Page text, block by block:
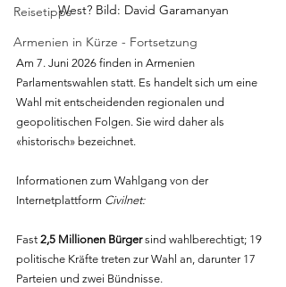
Reisetipps
Armenien in Kürze - Fortsetzung
West? Bild: David Garamanyan
Am 7. Juni 2026 finden in Armenien
Parlamentswahlen statt. Es handelt sich um eine
Wahl mit entscheidenden regionalen und
geopolitischen Folgen. Sie wird daher als
«historisch» bezeichnet.
Informationen zum Wahlgang von der
Internetplattform Civilnet:
Fast 2,5 Millionen Bürger sind wahlberechtigt; 19
politische Kräfte treten zur Wahl an, darunter 17
Parteien und zwei Bündnisse.